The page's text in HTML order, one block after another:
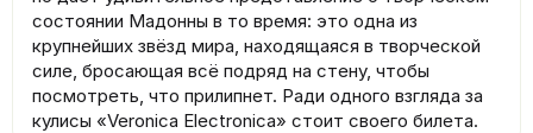
состоянии Мадонны в то время: это одна из
крупнейших звёзд мира, находящаяся в творческой
силе, бросающая всё подряд на стену, чтобы
посмотреть, что прилипнет. Ради одного взгляда за
кулисы «Veronica Electronica» стоит своего билета.